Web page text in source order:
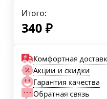
Итого:
340 ₽
Комфортная
Акции и скидки
Гарантия качества
Обратная связь